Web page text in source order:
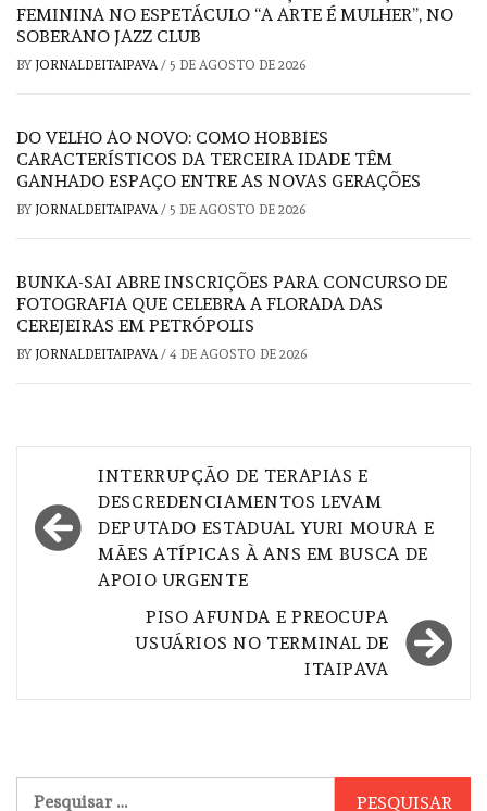
FEMININA NO ESPETÁCULO “A ARTE É MULHER”, NO
SOBERANO JAZZ CLUB
BY JORNALDEITAIPAVA/ 5 DE AGOSTO DE 2026
DO VELHO AO NOVO: COMO HOBBIES
CARACTERÍSTICOS DA TERCEIRA IDADE TÊM
GANHADO ESPAÇO ENTRE AS NOVAS GERAÇÕES
BY JORNALDEITAIPAVA/ 5 DE AGOSTO DE 2026
BUNKA-SAI ABRE INSCRIÇÕES PARA CONCURSO DE
FOTOGRAFIA QUE CELEBRA A FLORADA DAS
CEREJEIRAS EM PETRÓPOLIS
BY JORNALDEITAIPAVA/ 4 DE AGOSTO DE 2026
Navegação
de
Post
INTERRUPÇÃO DE TERAPIAS E
DESCREDENCIAMENTOS LEVAM
DEPUTADO ESTADUAL YURI MOURA E
MÃES ATÍPICAS À ANS EM BUSCA DE
APOIO URGENTE
PISO AFUNDA E PREOCUPA
USUÁRIOS NO TERMINAL DE
ITAIPAVA